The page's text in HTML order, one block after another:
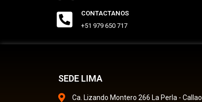
CONTACTANOS
+51 979 650 717
SEDE LIMA
Ca. Lizando Montero 266 La Perla - Callao